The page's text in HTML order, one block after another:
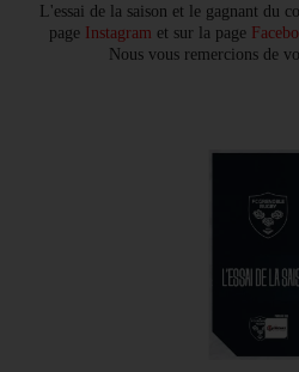
L'essai de la saison et le gagnant du
page Instagram et sur la page
Nous vous remercions de